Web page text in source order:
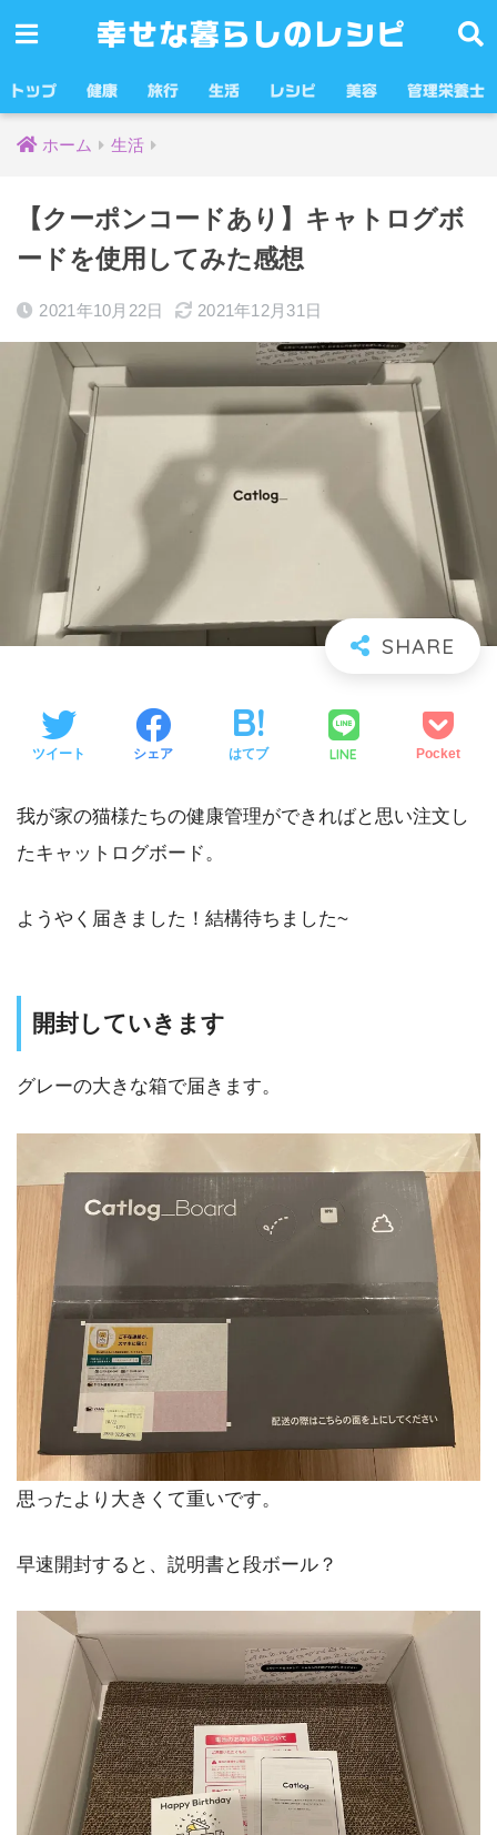
幸せな暮らしのレシピ
トップ 健康 旅行 生活 レシピ 美容 管理栄養士
ホーム 生活
【クーポンコードあり】キャトログボ
ードを使用してみた感想
2021年10月22日 2021年12月31日
ツイート シェア はてブ LINE Pocket
我が家の猫様たちの健康管理ができればと思い注文し
たキャットログボード。
ようやく届きました！結構待ちました~
開封していきます
グレーの大きな箱で届きます。
思ったより大きくて重いです。
早速開封すると、説明書と段ボール？